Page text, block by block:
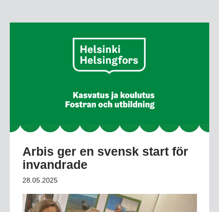
Arbis ger en svensk start för
invandrade
28.05.2025